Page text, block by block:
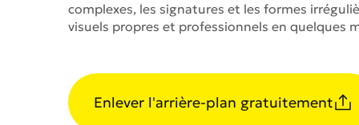
Modèles d'Images
NOUVEAU
Générateur de Pages
complexes, les signatures et les formes
visuels propres et professionnels en quelques
Enlever l'arrière-plan gratuitement